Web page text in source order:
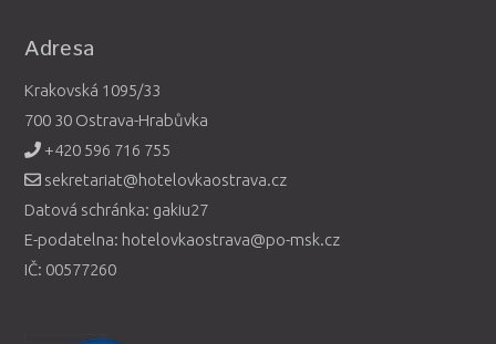
Adresa
Krakovská 1095/33
700 30 Ostrava-Hrabůvka
+420 596 716 755
sekretariat@hotelovkaostrava.cz
Datová schránka: gakiu27
E-podatelna: hotelovkaostrava@po-msk.cz
IČ: 00577260